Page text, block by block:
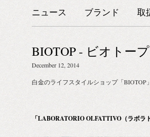
ニュース ブランド 取
BIOTOP - ビオトー
December 12, 2014
白金のライフスタイルショップ「
「LABORATORIO OLFATTIVO（ラボラ